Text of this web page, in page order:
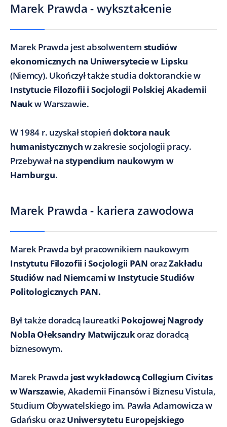
Marek Prawda - wykształcenie
Marek Prawda jest absolwentem studiów
ekonomicznych na Uniwersytecie w Lipsku
(Niemcy). Ukończył także studia doktoranckie w
Instytucie Filozofii i Socjologii Polskiej Akademii
Naukw Warszawie.
W 1984 r. uzyskał stopieńdoktora nauk
humanistycznychw zakresie socjologii pracy.
Przebywałna stypendium naukowym w
Hamburgu.
Marek Prawda - kariera zawodowa
Marek Prawda był pracownikiem naukowym
Instytutu Filozofii i Socjologii PAN orazZakładu
Studiów nad Niemcami w Instytucie Studiów
Politologicznych PAN.
Był także doradcą laureatki Pokojowej Nagrody
Nobla Ołeksandry Matwijczukoraz doradcą
biznesowym.
Marek Prawda jest wykładowcą Collegium Civitas
w Warszawie, Akademii Finansów i Biznesu Vistula,
Studium Obywatelskiego im. Pawła Adamowicza w
Gdańsku orazUniwersytetu Europejskiego